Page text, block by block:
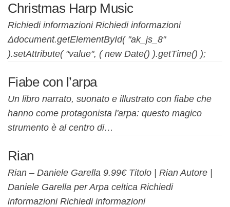
Christmas Harp Music
Richiedi informazioni Richiedi informazioni
Δdocument.getElementById( "ak_js_8"
).setAttribute( "value", ( new Date() ).getTime() );
Fiabe con l’arpa
Un libro narrato, suonato e illustrato con fiabe che
hanno come protagonista l'arpa: questo magico
strumento è al centro di…
Rian
Rian – Daniele Garella 9.99€ Titolo | Rian Autore |
Daniele Garella per Arpa celtica Richiedi
informazioni Richiedi informazioni